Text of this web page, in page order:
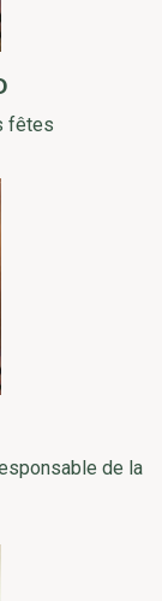
fêtes
de la